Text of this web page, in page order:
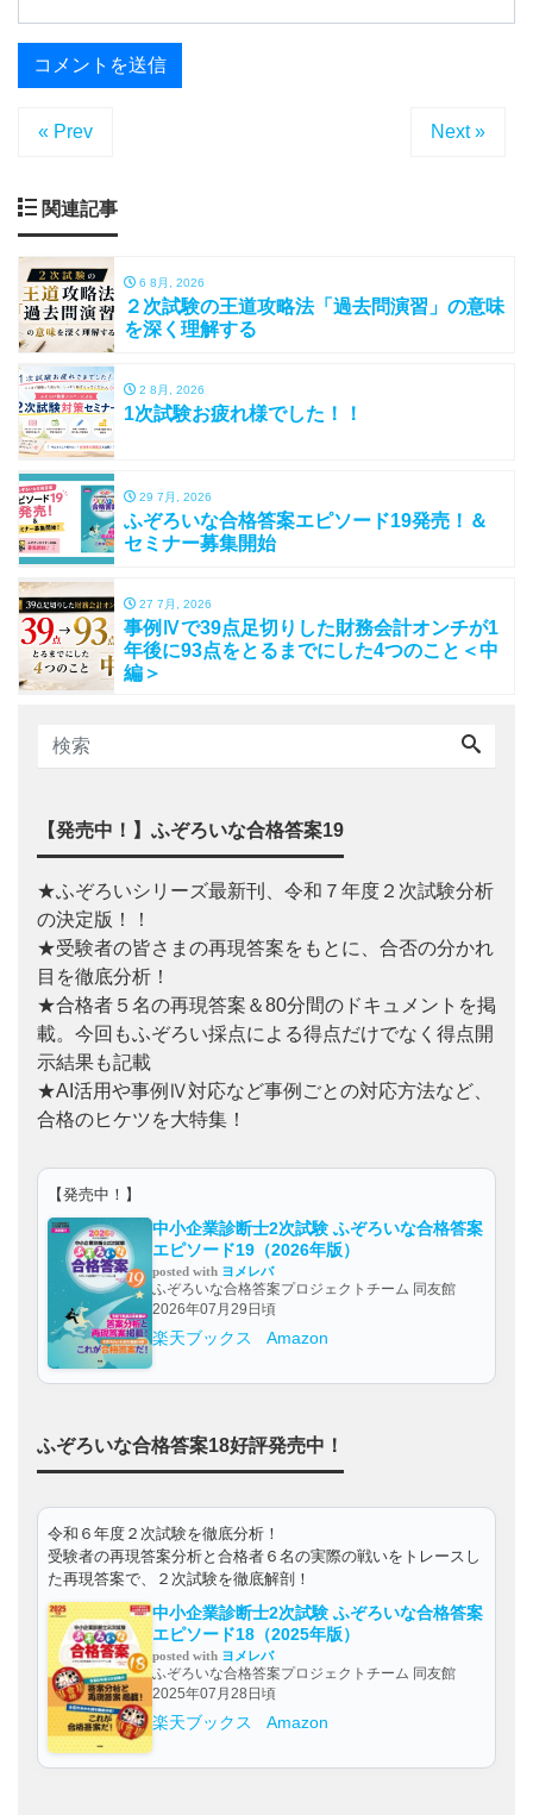
« Prev Next »
関連記事
6 8月, 2026
２次試験の王道攻略法「過去問演習」の意味
を深く理解する
2 8月, 2026
1次試験お疲れ様でした！！
29 7月, 2026
ふぞろいな合格答案エピソード19発売！＆
セミナー募集開始
27 7月, 2026
事例Ⅳで39点足切りした財務会計オンチが1
年後に93点をとるまでにした4つのこと＜中
編＞
【発売中！】ふぞろいな合格答案19
★ふぞろいシリーズ最新刊、令和７年度２次試験分析
の決定版！！
★受験者の皆さまの再現答案をもとに、合否の分かれ
目を徹底分析！
★合格者５名の再現答案＆80分間のドキュメントを掲
載。今回もふぞろい採点による得点だけでなく得点開
示結果も記載
★AI活用や事例Ⅳ対応など事例ごとの対応方法など、
合格のヒケツを大特集！
【発売中！】
中小企業診断士2次試験 ふぞろいな合格答案
エピソード19（2026年版）
posted with ヨメレバ
ふぞろいな合格答案プロジェクトチーム 同友館
2026年07月29日頃
楽天ブックス Amazon
ふぞろいな合格答案18好評発売中！
令和６年度２次試験を徹底分析！
受験者の再現答案分析と合格者６名の実際の戦いをトレースし
た再現答案で、２次試験を徹底解剖！
中小企業診断士2次試験 ふぞろいな合格答案
エピソード18（2025年版）
posted with ヨメレバ
ふぞろいな合格答案プロジェクトチーム 同友館
2025年07月28日頃
楽天ブックス Amazon